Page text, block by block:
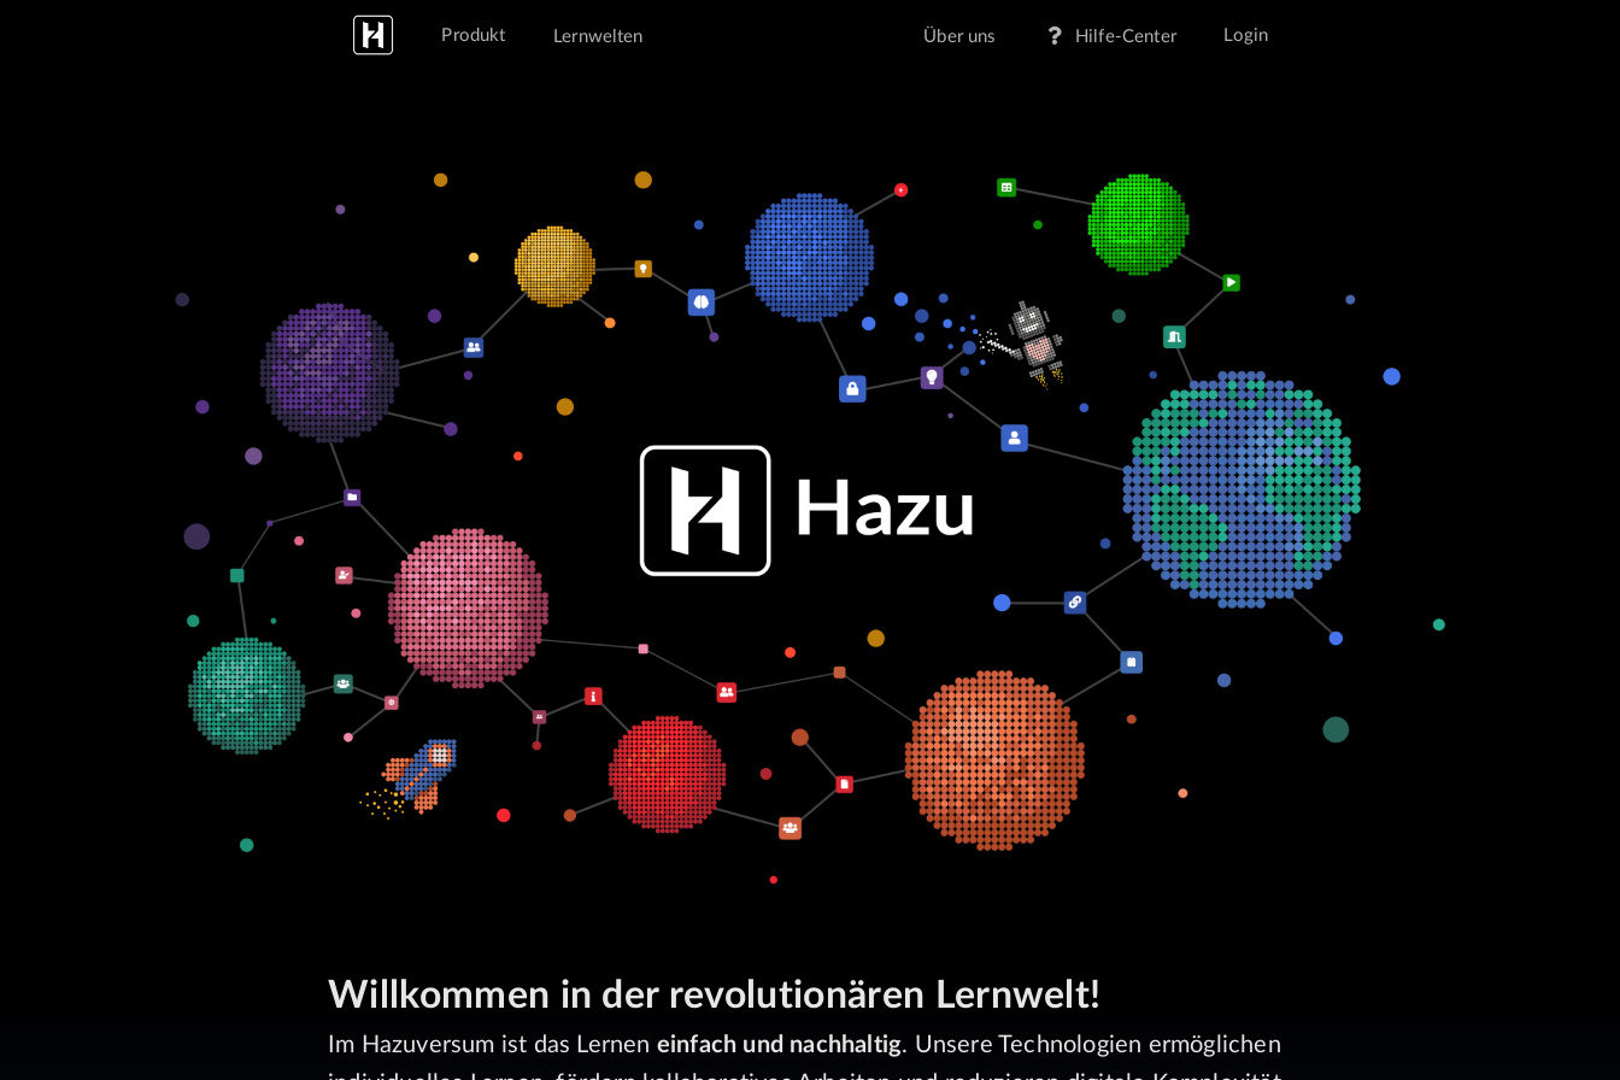
Produkt Lernwelten Über uns Hilfe-Center Login
Willkommen in der revolutionären Lernwelt!
Im Hazuversum ist das Lernen einfach und nachhaltig. Unsere Technologien ermöglichen